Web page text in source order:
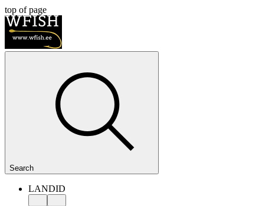
top of page
Search
LANDID